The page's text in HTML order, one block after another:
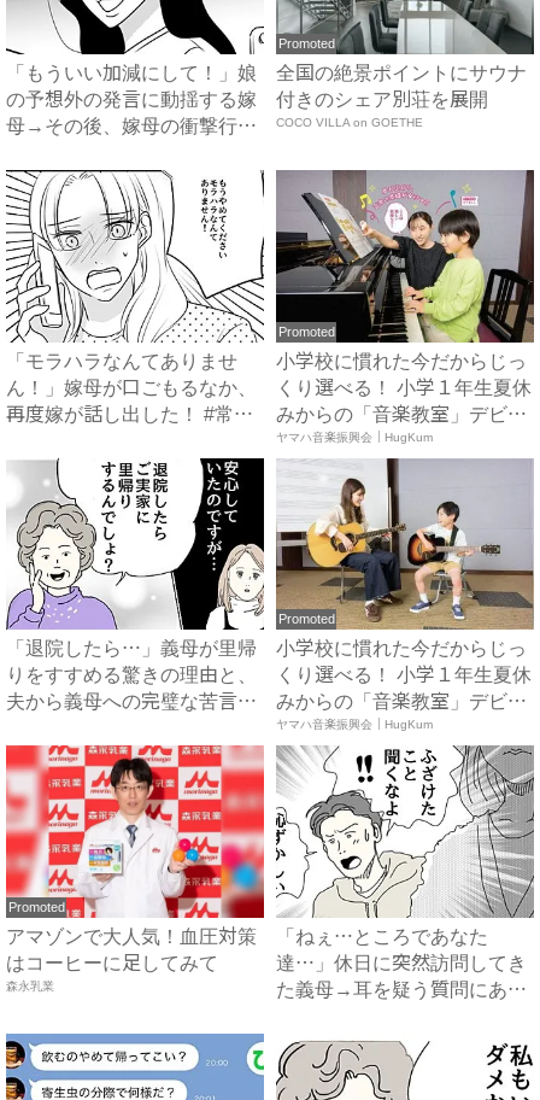
「もういい加減にして！」娘
の予想外の発言に動揺する嫁
母→その後、嫁母の衝撃行動
Promoted
全国の絶景ポイントにサウナ
付きのシェア別荘を展開
COCO VILLA on GOETHE
「モラハラなんてありませ
ん！」嫁母が口ごもるなか、
再度嫁が話し出した！ #常識
Promoted
小学校に慣れた今だからじっ
くり選べる！ 小学１年生夏休
みからの「音楽教室」デビ
ュ...
ヤマハ音楽振興会｜HugKum
「退院したら…」義母が里帰
りをすすめる驚きの理由と、
夫から義母への完璧な苦言
Promoted
小学校に慣れた今だからじっ
くり選べる！ 小学１年生夏休
みからの「音楽教室」デビ
ュ...
ヤマハ音楽振興会｜HugKum
Promoted
アマゾンで大人気！血圧対策
はコーヒーに足してみて
森永乳業
「ねぇ…ところであなた
達…」休日に突然訪問してき
た義母→耳を疑う質問にあ